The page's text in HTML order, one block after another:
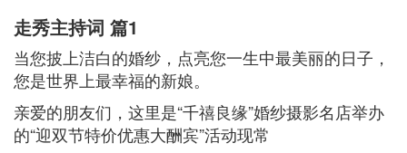
走秀主持词 篇1
当您披上洁白的婚纱，点亮您一生中最美丽的日子，
您是世界上最幸福的新娘。
亲爱的朋友们，这里是“千禧良缘”婚纱摄影名店举办
的“迎双节特价优惠大酬宾”活动现常